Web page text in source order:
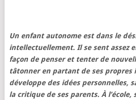
Un enfant autonome est dans le
intellectuellement. Il se sent assez
façon de penser et tenter de
tâtonner en partant de ses propres
développe des idées personnelles,
la critique de ses parents. À l’école,